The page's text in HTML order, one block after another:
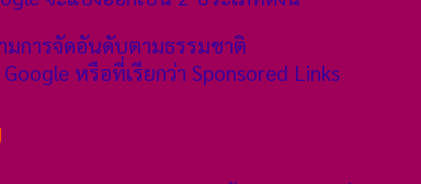
มการจัดอันดับตามธรรมชาติ
หรือที่เรียกว่า Sponsored Links